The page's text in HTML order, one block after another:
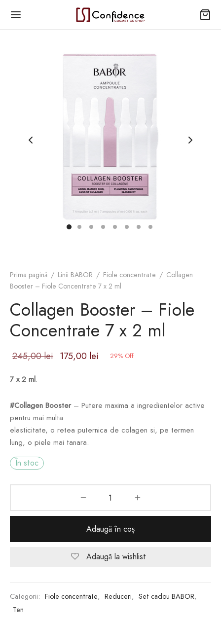
Prima pagină / Linii BABOR / Fiole concentrate / Collagen
Booster – Fiole Concentrate 7 x 2 ml
Collagen Booster – Fiole
Concentrate 7 x 2 ml
29% Off
245,00lei Prețul
245,00 lei.
175,00 lei
Prețul
175,00 lei.
7 x 2 ml.
#Collagen Booster– Putere maxima a ingredientelor active
pentru mai multa
elasticitate, o retea puternica de colagen si, pe termen
lung, o piele mai tanara.
În stoc
Adaugă în coș
Adaugă la wishlist
Categorii: Fiole concentrate, Reduceri, Set cadou BABOR,
Ten